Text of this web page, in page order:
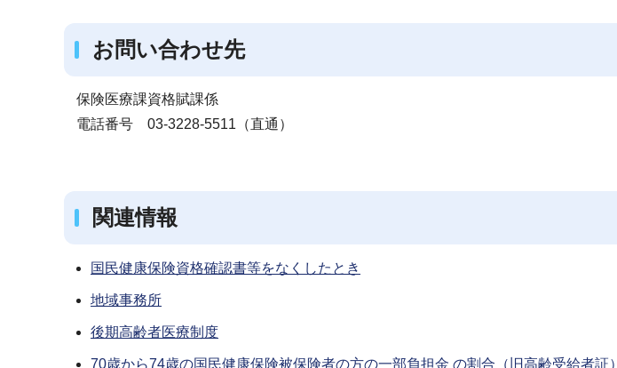
お問い合わせ先
保険医療課資格賦課係
電話番号 03‐3228‐5511（直通）
関連情報
国民健康保険資格確認書等をなくしたとき
地域事務所
後期高齢者医療制度
70歳から74歳の国民健康保険被保険者の方の一部負担金 の割合（旧高齢受給者証）